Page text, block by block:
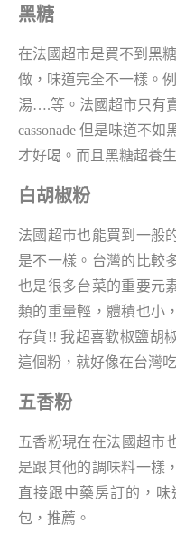
黑糖
在法國超市是買不到黑
做，味道完全不一樣。
湯….等。法國超市只有賣
cassonade 但是味道不
才好喝。而且黑糖超養
白胡椒粉
法國超市也能買到一般
是不一樣。台灣的比較
也是很多台菜的重要元
類的重量輕，體積也小
存貨!! 我超喜歡椒鹽胡
這個粉，就好像在台灣
五香粉
五香粉現在在法國超市
是跟其他的調味料一樣
直接跟中藥房訂的，
包，推薦。